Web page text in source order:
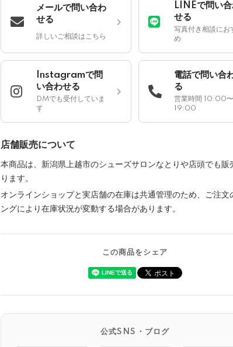
メールで問い合わ
せる
詳しいご相談はこちら
LINEで問い
せる
写真付き相談にお
め
Instagramで問
い合わせる
DMでも受付していま
す
電話で問い合
る
営業時間 10:00〜
19:00
店舗販売について
本商品は、新潟県上越市のシューズサロンなとりや店頭でも販
ります。
オンラインショップと実店舗の在庫は共通管理のため、ご注文
ングにより在庫状況が変動する場合があります。
この商品をシェア
公式SNS・ブログ